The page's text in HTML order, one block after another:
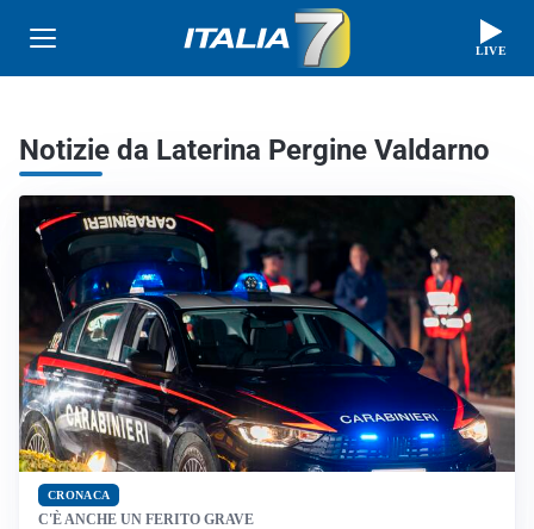
LIVE
Notizie da Laterina Pergine Valdarno
CRONACA
C'È ANCHE UN FERITO GRAVE